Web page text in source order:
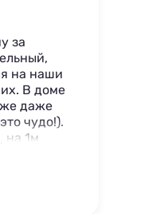
за
на наши
В доме
даже
чудо!).
на 1м
для
5